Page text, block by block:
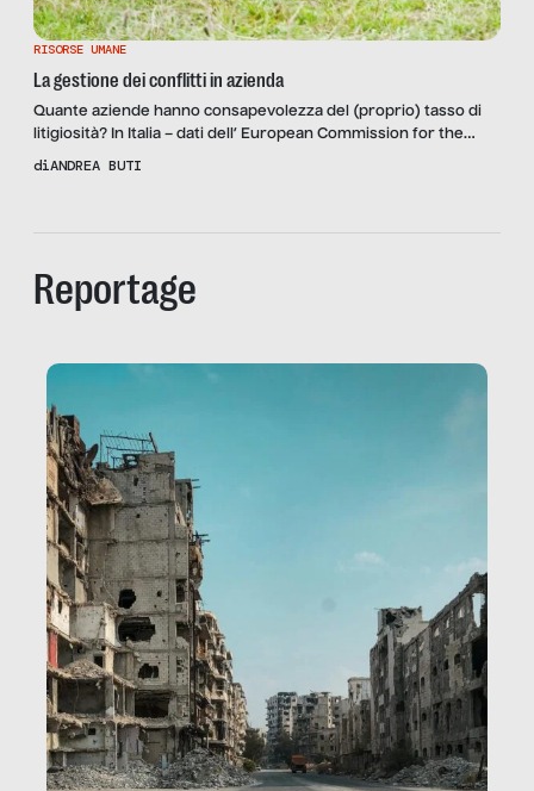
RISORSE UMANE
La gestione dei conflitti in azienda
Quante aziende hanno consapevolezza del (proprio) tasso di
litigiosità? In Italia – dati dell’ European Commission for the
Efficiency of Justice – sono pendenti quasi 5 milioni di processi
diANDREA BUTI
Reportage